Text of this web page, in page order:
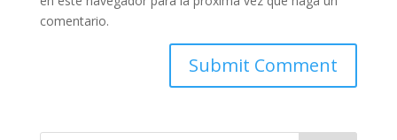
comentario.